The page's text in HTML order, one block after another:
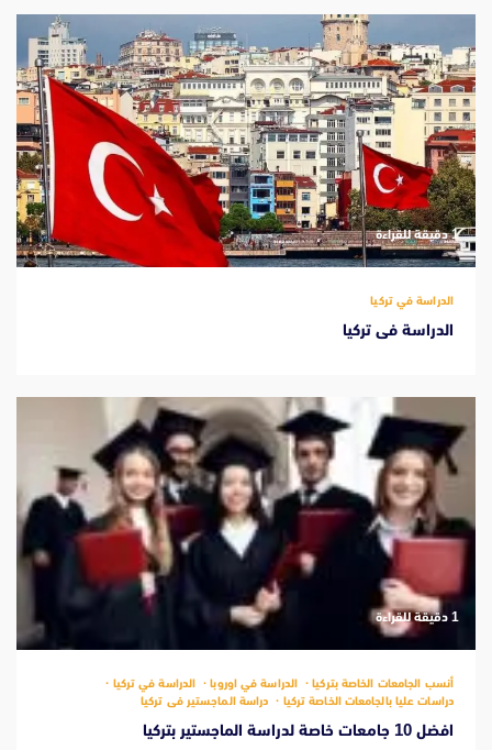
‫1 دقيقة للقراءة
الدراسة في تركيا
الدراسة فى تركيا
‫1 دقيقة للقراءة
أنسب الجامعات الخاصة بتركيا الدراسة في اوروبا
الدراسة في تركيا
دراسات عليا بالجامعات الخاصة تركيا
دراسة الماجستير فى تركيا
افضل 10 جامعات خاصة لدراسة الماجستير بتركيا